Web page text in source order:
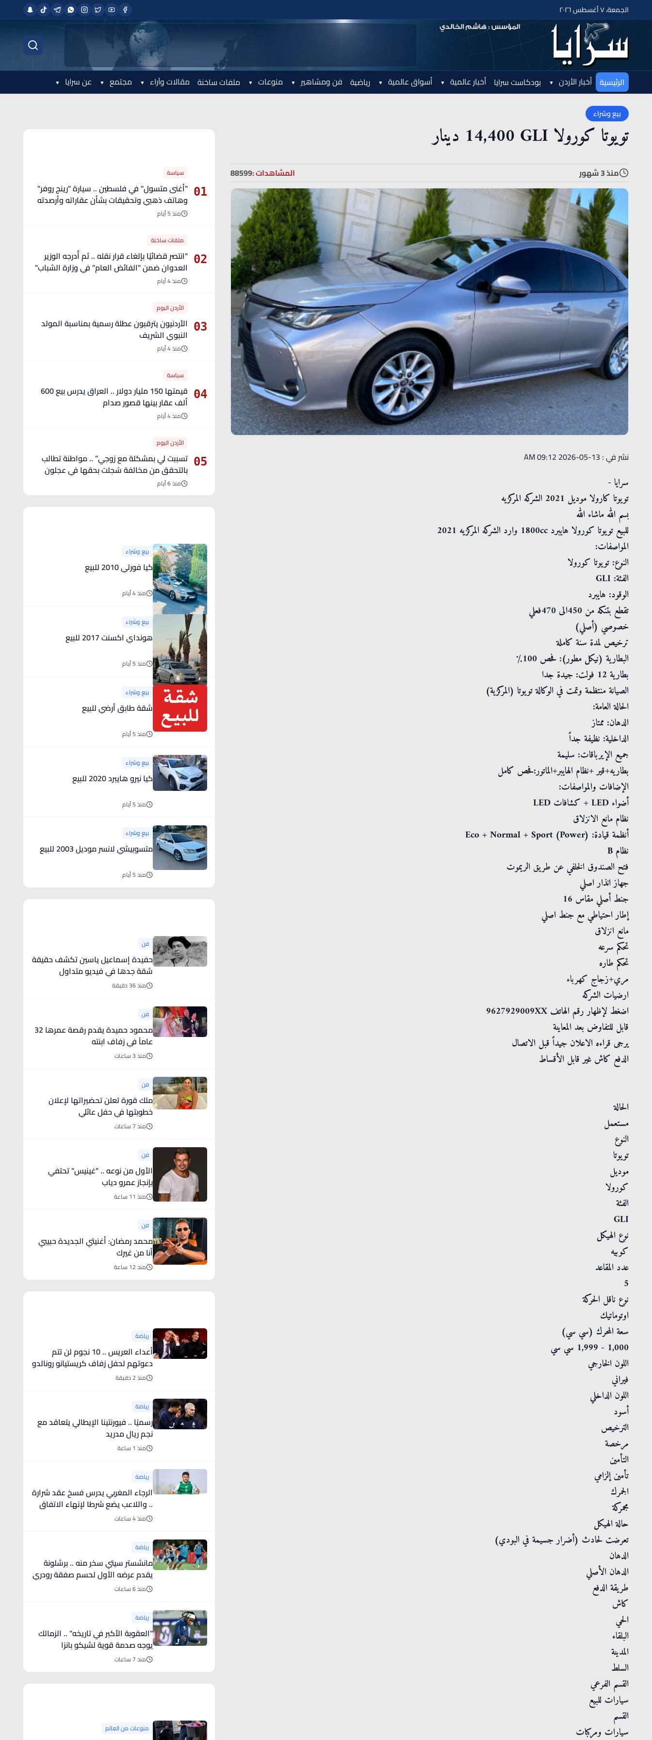
الجمعة، ٧ أغسطس ٢٠٢٦
الرئيسية أخبار الأردن بودكاست سرايا أخبار عالمية أسواق عالمية رياضية فن ومشاهير منوعات ملفات ساخنة مقالات وآراء مجتمع عن سرايا
بيع وشراء
تويوتا كورولا ⁦GLI⁩ 14,400 دينار
منذ 3 شهور المشاهدات :88599
نشر في : 13-05-2026 09:12 AM
سرايا -
تويوتا كارولا موديل ⁦2021⁩ الشركه المركزيه
بسم الله ماشاء الله
للبيع تويوتا كورولا هايبرد 1800cc وارد الشركه المركزيه 2021
المواصفات:
النوع: تويوتا كورولا
الفئة: GLI
الوقود: هايبرد
تقطع بتنكه من 450الى 470فعلي
خصوصي (أصلي)
ترخيص لمدة سنة كاملة
البطارية (نيكل مطور): فحص 100٪
بطارية 12 فولت: جيدة جدا
الصيانة منتظمة وتمت في الوكالة تويوتا (المركزية)
الحالة العامة:
الدهان: ممتاز
الداخلية: نظيفة جداً
جميع الإيرباقات: سليمة
بطاريه+قير +نظام الهايبر+الماتور:فحص كامل
الإضافات والمواصفات:
أضواء LED + كشافات LED
نظام مانع الانزلاق
أنظمة قيادة: Eco + Normal + Sport (Power)
نظام B
فتح الصندوق الخلفي عن طريق الريموت
جهاز انذار اصلي
جنط أصلي مقاس 16
إطار احتياطي مع جنط اصلي
مانع انزلاق
تحكم سرعه
تحكم طاره
مري+زجاج كهرباء
ارضيات الشركه
اضغط لإظهار رقم الهاتف 9627929009XX
قابل للتفاوض بعد المعاينة
يرجى قراءه الاعلان جيداً قبل الاتصال
الدفع كاش غير قابل الأقساط
الحالة
مستعمل
النوع
تويوتا
موديل
كورولا
الفئة
GLI
نوع الهيكل
كوبيه
عدد المقاعد
5
نوع ناقل الحركة
اوتوماتيك
سعة المحرك (سي سي)
1,000 - 1,999 سي سي
اللون الخارجي
فيراني
اللون الداخلي
أسود
الترخيص
مرخصة
التأمين
تأمين إلزامي
الجمرك
مجمركة
حالة الهيكل
تعرضت لحادث (أضرار جسيمة في البودي)
الدهان
الدهان الأصلي
طريقة الدفع
كاش
الحي
البلقاء
المدينة
السلط
القسم الفرعي
سيارات للبيع
القسم
سيارات ومركبات
01
سياسة
"أغنى متسول" في فلسطين .. سيارة "رينج روفر"
وهاتف ذهبي وتحقيقات بشأن عقاراته وأرصدته
منذ 5 أيام
02
ملفات ساخنة
"انتصر قضائيًا بإلغاء قرار نقله .. ثم أُدرجه الوزير
العدوان ضمن "الفائض العام" في وزارة الشباب"
- تفاصيل
منذ 4 أيام
03
الأردن اليوم
الأردنيون يترقبون عطلة رسمية بمناسبة المولد
النبوي الشريف
منذ 4 أيام
04
سياسة
قيمتها 150 مليار دولار .. العراق يدرس بيع 600
ألف عقار بينها قصور صدام
منذ 4 أيام
05
الأردن اليوم
تسببت لي بمشكلة مع زوجي” .. مواطنة تطالب
بالتحقق من مخالفة سُجلت بحقها في عجلون
منذ 6 أيام
بيع وشراء
كيا فورتي 2010 للبيع
منذ 4 أيام
بيع وشراء
هونداي اكسنت 2017 للبيع
منذ 5 أيام
بيع وشراء
شقة طابق أرضي للبيع
منذ 5 أيام
بيع وشراء
كيا نيرو هايبرد 2020 للبيع
منذ 5 أيام
بيع وشراء
متسوبيشي لانسر موديل 2003 للبيع
منذ 5 أيام
فن
حفيدة إسماعيل ياسين تكشف حقيقة
شقة جدها في فيديو متداول
منذ 36 دقيقة
فن
محمود حميدة يقدم رقصة عمرها 32
عاماً في زفاف ابنته
منذ 3 ساعات
فن
ملك قورة تعلن تحضيراتها لإعلان
خطوبتها في حفل عائلي
منذ 7 ساعات
فن
الأول من نوعه .. "غينيس" تحتفي
بإنجاز عمرو دياب
منذ 11 ساعة
فن
محمد رمضان: أغنيتي الجديدة حبيبي
أنا من غيرك
منذ 12 ساعة
رياضة
أعداء العريس .. 10 نجوم لن تتم
دعوتهم لحفل زفاف كريستيانو رونالدو
وجورجينا
منذ 2 دقيقة
رياضة
رسميًا .. فيورنتينا الإيطالي يتعاقد مع
نجم ريال مدريد
منذ 1 ساعة
رياضة
الرجاء المغربي يدرس فسخ عقد شرارة
.. واللاعب يضع شرطا لإنهاء الاتفاق
منذ 4 ساعات
رياضة
مانشستر سيتي سخر منه .. برشلونة
يقدم عرضه الأول لحسم صفقة رودري
منذ 6 ساعات
رياضة
"العقوبة الأكبر في تاريخه" .. الزمالك
يوجه صدمة قوية لشيكو بانزا
منذ 7 ساعات
منوعات من العالم